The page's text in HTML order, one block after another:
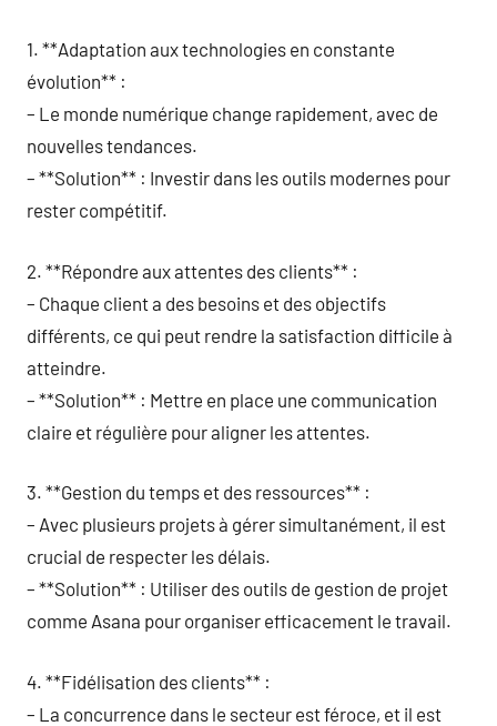
1. **Adaptation aux technologies en constante
évolution** :
– Le monde numérique change rapidement, avec de
nouvelles tendances.
– **Solution** : Investir dans les outils modernes pour
rester compétitif.
2. **Répondre aux attentes des clients** :
– Chaque client a des besoins et des objectifs
différents, ce qui peut rendre la satisfaction difficile à
atteindre.
– **Solution** : Mettre en place une communication
claire et régulière pour aligner les attentes.
3. **Gestion du temps et des ressources** :
– Avec plusieurs projets à gérer simultanément, il est
crucial de respecter les délais.
– **Solution** : Utiliser des outils de gestion de projet
comme Asana pour organiser efficacement le travail.
4. **Fidélisation des clients** :
– La concurrence dans le secteur est féroce, et il est